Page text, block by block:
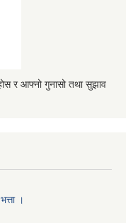
र आफ्नो गुनासो तथा सुझाव
।